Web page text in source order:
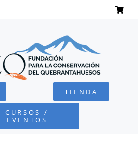
TIENDA
CURSOS /
EVENTOS